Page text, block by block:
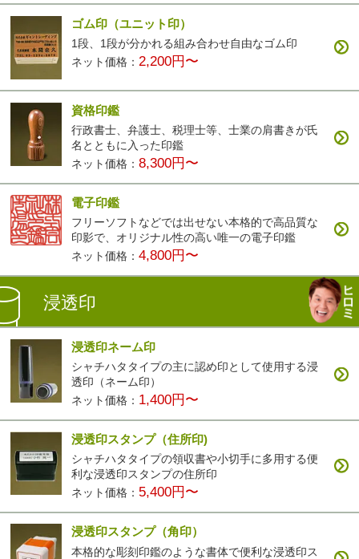
ゴム印（ユニット印）
1段、1段が分かれる組み合わせ自由なゴム印
ネット価格：2,200円〜
資格印鑑
行政書士、弁護士、税理士等、士業の肩書きが氏
名とともに入った印鑑
ネット価格：8,300円〜
電子印鑑
フリーソフトなどでは出せない本格的で高品質な
印影で、オリジナル性の高い唯一の電子印鑑
ネット価格：4,800円〜
浸透印
浸透印ネーム印
シャチハタタイプの主に認め印として使用する浸
透印（ネーム印）
ネット価格： 1,400円〜
浸透印スタンプ（住所印)
シャチハタタイプの領収書や小切手に多用する便
利な浸透印スタンプの住所印
ネット価格： 5,400円〜
浸透印スタンプ（角印）
本格的な彫刻印鑑のような書体で便利な浸透印ス